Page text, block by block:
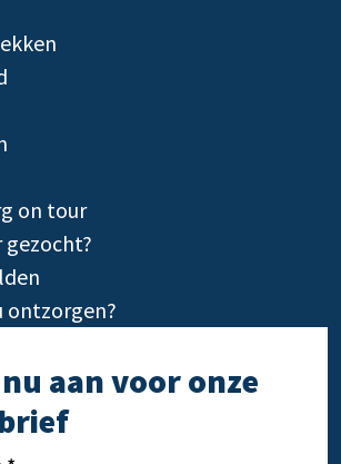
on tour
gezocht?
ontzorgen?
aan voor onze